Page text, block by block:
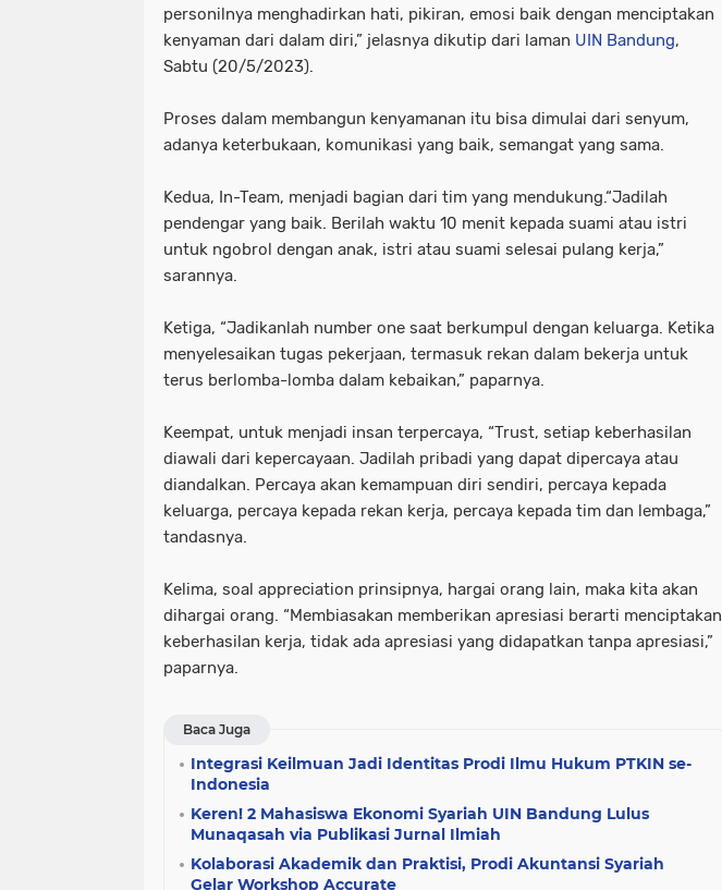
personilnya menghadirkan hati, pikiran, emosi baik dengan menciptakan
kenyaman dari dalam diri,” jelasnya dikutip dari laman UIN Bandung,
Sabtu (20/5/2023).
Proses dalam membangun kenyamanan itu bisa dimulai dari senyum,
adanya keterbukaan, komunikasi yang baik, semangat yang sama.
Kedua, In-Team, menjadi bagian dari tim yang mendukung.“Jadilah
pendengar yang baik. Berilah waktu 10 menit kepada suami atau istri
untuk ngobrol dengan anak, istri atau suami selesai pulang kerja,”
sarannya.
Ketiga, “Jadikanlah number one saat berkumpul dengan keluarga. Ketika
menyelesaikan tugas pekerjaan, termasuk rekan dalam bekerja untuk
terus berlomba-lomba dalam kebaikan,” paparnya.
Keempat, untuk menjadi insan terpercaya, “Trust, setiap keberhasilan
diawali dari kepercayaan. Jadilah pribadi yang dapat dipercaya atau
diandalkan. Percaya akan kemampuan diri sendiri, percaya kepada
keluarga, percaya kepada rekan kerja, percaya kepada tim dan lembaga,”
tandasnya.
Kelima, soal appreciation prinsipnya, hargai orang lain, maka kita akan
dihargai orang. “Membiasakan memberikan apresiasi berarti menciptakan
keberhasilan kerja, tidak ada apresiasi yang didapatkan tanpa apresiasi,”
paparnya.
Baca Juga
Integrasi Keilmuan Jadi Identitas Prodi Ilmu Hukum PTKIN se-
Indonesia
Keren! 2 Mahasiswa Ekonomi Syariah UIN Bandung Lulus
Munaqasah via Publikasi Jurnal Ilmiah
Kolaborasi Akademik dan Praktisi, Prodi Akuntansi Syariah
Gelar Workshop Accurate